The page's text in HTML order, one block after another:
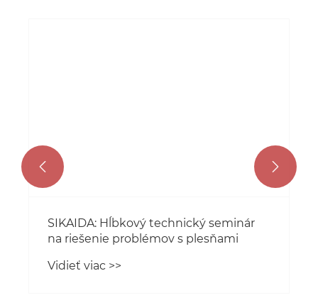
seminár
s plesňami
Ako vstrekovacie formy
automobilových
 